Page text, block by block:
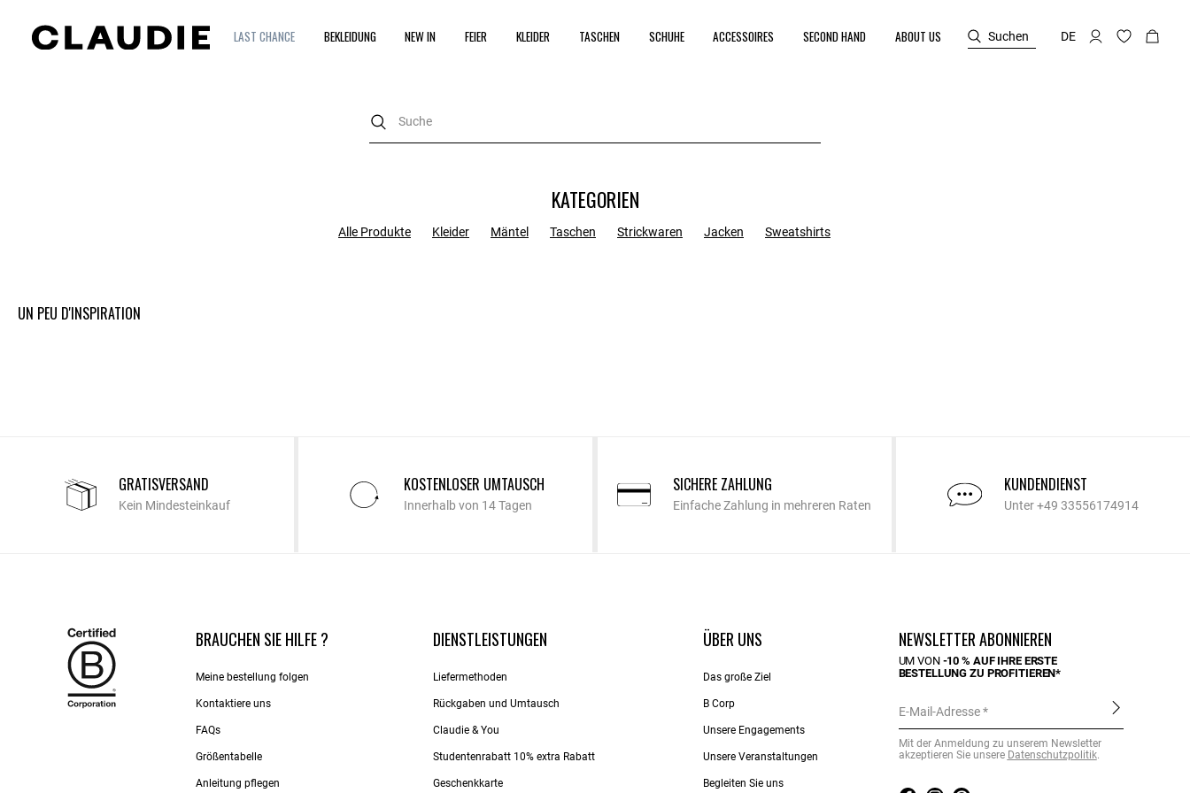
LAST CHANCE BEKLEIDUNG NEW IN FEIER KLEIDER TASCHEN SCHUHE ACCESSOIRES SECOND HAND ABOUT US Suchen DE
KATEGORIEN
Alle Produkte Kleider Mäntel Taschen Strickwaren Jacken Sweatshirts
UN PEU D'INSPIRATION
GRATISVERSAND
Kein Mindesteinkauf
KOSTENLOSER UMTAUSCH
Innerhalb von 14 Tagen
SICHERE ZAHLUNG
Einfache Zahlung in mehreren Raten
KUNDENDIENST
Unter +49 33556174914
BRAUCHEN SIE HILFE ?
Meine bestellung folgen
Kontaktiere uns​
FAQs
Größentabelle
Anleitung pflegen
DIENSTLEISTUNGEN
Liefermethoden
Rückgaben und Umtausch
Claudie & You
Studentenrabatt 10% extra Rabatt
Geschenkkarte
ÜBER UNS
Das große Ziel
B Corp
Unsere Engagements
Unsere Veranstaltungen
Begleiten Sie uns
NEWSLETTER ABONNIEREN
UM VON -10 % AUF IHRE ERSTE
BESTELLUNG ZU PROFITIEREN*
E-Mail-Adresse
Mit der Anmeldung zu unserem Newsletter
akzeptieren Sie unsere Datenschutzpolitik.